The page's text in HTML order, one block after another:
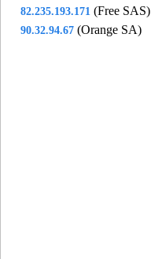
82.235.193.171 (Free SAS)
90.32.94.67 (Orange SA)